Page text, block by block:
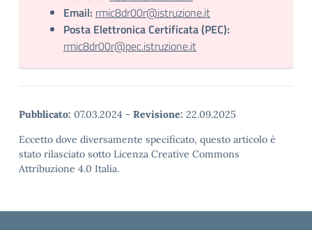
Email: rmic8dr00r@istruzione.it
Posta Elettronica Certificata (PEC):
rmic8dr00r@pec.istruzione.it
Pubblicato: 07.03.2024 - Revisione: 22.09.2025
Eccetto dove diversamente specificato, questo articolo è
stato rilasciato sotto Licenza Creative Commons
Attribuzione 4.0 Italia.